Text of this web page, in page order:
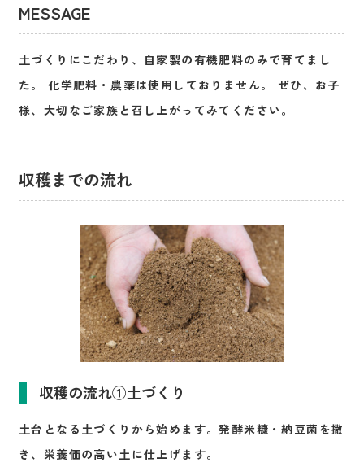
MESSAGE
土づくりにこだわり、自家製の有機肥料のみで育てまし
た。 化学肥料・農薬は使用しておりません。 ぜひ、お子
様、大切なご家族と召し上がってみてください。
収穫までの流れ
収穫の流れ①土づくり
土台となる土づくりから始めます。発酵米糠・納豆菌を撒
き、栄養価の高い土に仕上げます。